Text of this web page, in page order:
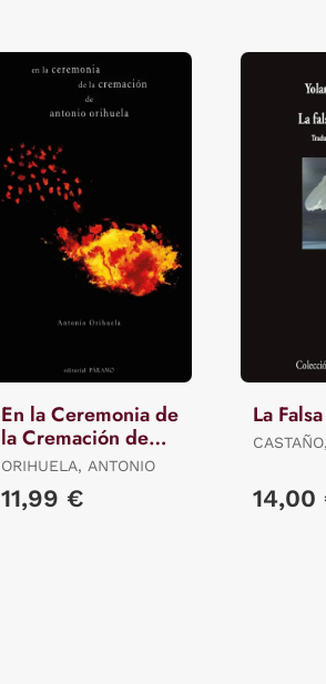
En la Ceremonia de
la Cremación de
Antonio Orihuela
ORIHUELA, ANTONIO
11,99 €
La
14,00